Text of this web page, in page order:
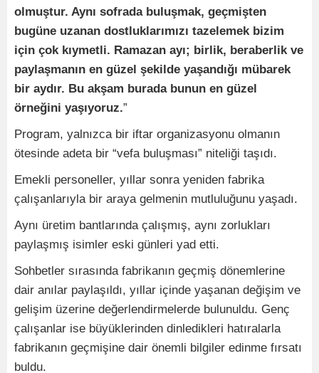
olmuştur. Aynı sofrada buluşmak, geçmişten
bugüne uzanan dostluklarımızı tazelemek bizim
için çok kıymetli. Ramazan ayı; birlik, beraberlik ve
paylaşmanın en güzel şekilde yaşandığı mübarek
bir aydır. Bu akşam burada bunun en güzel
örneğini yaşıyoruz.”
Program, yalnızca bir iftar organizasyonu olmanın
ötesinde adeta bir “vefa buluşması” niteliği taşıdı.
Emekli personeller, yıllar sonra yeniden fabrika
çalışanlarıyla bir araya gelmenin mutluluğunu yaşadı.
Aynı üretim bantlarında çalışmış, aynı zorlukları
paylaşmış isimler eski günleri yad etti.
Sohbetler sırasında fabrikanın geçmiş dönemlerine
dair anılar paylaşıldı, yıllar içinde yaşanan değişim ve
gelişim üzerine değerlendirmelerde bulunuldu. Genç
çalışanlar ise büyüklerinden dinledikleri hatıralarla
fabrikanın geçmişine dair önemli bilgiler edinme fırsatı
buldu.